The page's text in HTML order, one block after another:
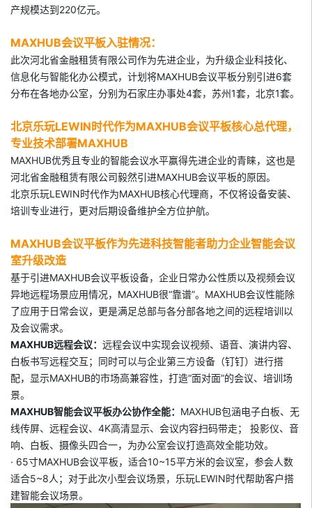
产规模达到220亿元。
MAXHUB会议平板入驻情况：
此次河北省金融租赁有限公司作为先进企业，为升级企业科技化、
信息化与智能化办公模式，计划将MAXHUB会议平板分别引进6套
分布在各地办公室，分别为石家庄办事处4套，苏州1套，北京1套。
北京乐玩LEWIN时代作为MAXHUB会议平板核心总代理，
专业技术部署MAXHUB
MAXHUB优秀且专业的智能会议水平赢得先进企业的青睐，这也是
河北省金融租赁有限公司毅然引进MAXHUB会议平板的原因。
北京乐玩LEWIN时代作为MAXHUB核心代理商，不仅将设备安装、
培训专业进行，更对后期设备维护全方位护航。
MAXHUB会议平板作为先进科技智能者助力企业智能会议
室升级改造
基于引进MAXHUB会议平板设备，企业日常办公性质以及视频会议
异地远程场景应用情况，MAXHUB很“靠谱”。MAXHUB会议性能除
了应用于日常会议，更是满足总部与各分部各地之间的远程培训以
及会议需求。
MAXHUB远程会议： 远程会议中实现会议视频、语音、演讲内容、
白板书写远程交互；同时可以与企业第三方设备（钉钉）进行搭
配，显示MAXHUB的市场高兼容性，打造“面对面”的会议、培训场
景。
MAXHUB智能会议平板办公协作全能： MAXHUB包涵电子白板、无
线传屏、远程会议、4K高清显示、会议内容扫码带走； 投影仪、音
响、白板、摄像头四合一，为办公室会议打造高效全能功效。
· 65寸MAXHUB会议平板，适合10~15平方米的会议室，参会人数
适合5~8人；对于此次小型会议场景，乐玩LEWIN时代帮助客户搭
建智能会议场景。